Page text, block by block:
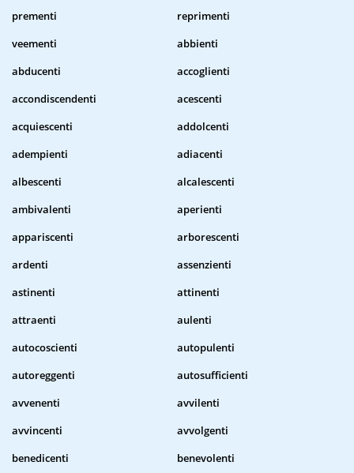
prementi
reprimenti
veementi
abbienti
abducenti
accoglienti
accondiscendenti
acescenti
acquiescenti
addolcenti
adempienti
adiacenti
albescenti
alcalescenti
ambivalenti
aperienti
appariscenti
arborescenti
ardenti
assenzienti
astinenti
attinenti
attraenti
aulenti
autocoscienti
autopulenti
autoreggenti
autosufficienti
avvenenti
avvilenti
avvincenti
avvolgenti
benedicenti
benevolenti